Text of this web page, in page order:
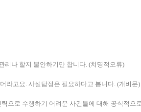
나 할지 불안하기만 합니다. (치명적오류)
라고요. 사설탐정은 필요하다고 봅니다. (개비문)
으로 수행하기 어려운 사건들에 대해 공식적으